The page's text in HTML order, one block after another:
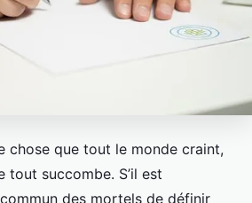
chose que tout le monde craint,
tout succombe. S’il est
des mortels de définir